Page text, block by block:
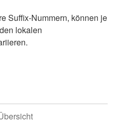
Suffix-Nummern, können je
lokalen